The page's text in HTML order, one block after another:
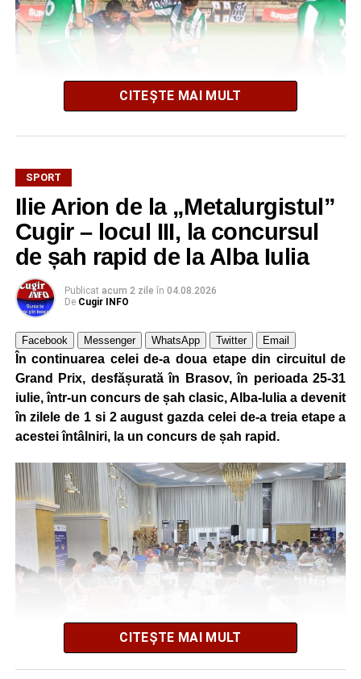
Partida a fost echilibrată în prima repriză, însă oaspeții au
reușit să facă diferența în minutul 56. Trip a profitat de o
fază favorabilă și a înscris golul victoriei, îm urma unei
acțiuni la care tânărul portar cugirean ar fi putut interveni
mai bine.
Pentru Metalurgistul Cugir, meciul a consemnat și debutul
a trei jucători: Bogdan Avram, venit de la Universitatea
Cluj, precum și a foșțtilor uniriști Balaur și Butnariu.
În turul precedent al Cupei României, Metalurgistul Cugir
s-a calificat după un succes categoric, scor 10-0, pe
terenul formației din Șugag, în timp ce Jiul Petroșani a
trecut fără emoții de Hațeg, scor 4-0.
Cele două echipe se vor reîntâlni în această perioadă,
având programat un meci amical în data de 22 august,
ultimul test înaintea debutului noului sezon competițional.
• Au evoluat formațiile:
Metalurgistul Cugir: B. Avram – P. Pahone, Liubashov,
Păcurar), Cocan, Goronea (60, Bura); Rezerve: Similie,
Iosif, Mâlnă, G. Cristea. Antrenor: Lucian Itu.
CITEȘTE MAI MULT
SPORT
Ilie Arion de la „Metalurgistul”
Cugir – locul III, la concursul
de șah rapid de la Alba Iulia
Publicat acum 2 zile în 04.08.2026
De Cugir INFO
Facebook Messenger WhatsApp Twitter Email
În continuarea celei de-a doua etape din circuitul de
Grand Prix, desfășurată în Brasov, în perioada 25-31
iulie, într-un concurs de șah clasic, Alba-Iulia a devenit
în zilele de 1 si 2 august gazda celei de-a treia etape a
acestei întâlniri, la un concurs de șah rapid.
La această manifestare au fost prezenţi 402 jucători din
CITEȘTE MAI MULT